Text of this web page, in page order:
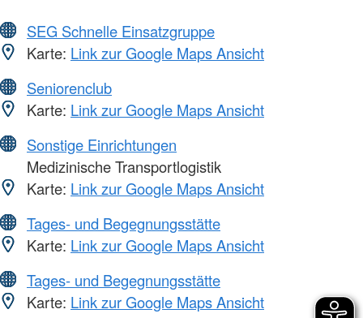
SEG Schnelle Einsatzgruppe
Karte: Link zur Google Maps Ansicht
Seniorenclub
Karte: Link zur Google Maps Ansicht
Sonstige Einrichtungen
Medizinische Transportlogistik
Karte: Link zur Google Maps Ansicht
Tages- und Begegnungsstätte
Karte: Link zur Google Maps Ansicht
Tages- und Begegnungsstätte
Karte: Link zur Google Maps Ansicht